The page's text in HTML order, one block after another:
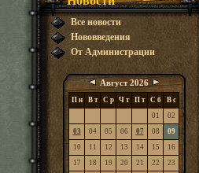
Все новости
Нововведения
От Администрации
Август 2026
П н В т С р Ч т П т С б
В с
01
02
03
04 05 06 07 08
09
10
11 12 13 14 15
16
17
18 19 20 21 22
23